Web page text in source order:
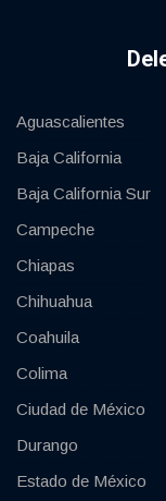
Aguascalientes
Baja California
Baja California Sur
Campeche
Chiapas
Chihuahua
Coahuila
Colima
Ciudad de México
Durango
Estado de México